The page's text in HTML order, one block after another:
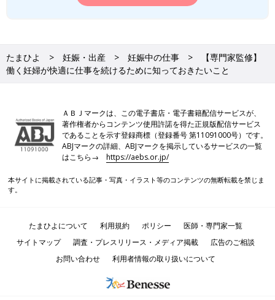
たまひよ 妊娠・出産 妊娠中の仕事
【専門家監修】
働く妊婦が快適に仕事を続けるために知っておきたいこと
ＡＢＪマークは、この電子書店・電子書籍配信サービスが、
著作権者からコンテンツ使用許諾を得た正規版配信サービス
であることを示す登録商標（登録番号 第11091000号）です。
ABJマークの詳細、ABJマークを掲示しているサービスの一覧
はこちら→https://aebs.or.jp/
本サイトに掲載されている記事・写真・イラスト等のコンテンツの無断転載を禁じま
す。
たまひよについて 利用規約 ポリシー
医師・専門家一覧
サイトマップ
調査・プレスリリース・メディア掲載
広告のご相談
お問い合わせ
利用者情報の取り扱いについて